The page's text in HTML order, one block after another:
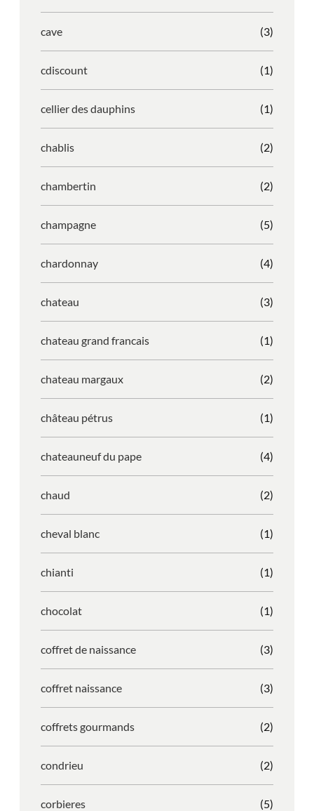
cave (3)
cdiscount (1)
cellier des dauphins (1)
chablis (2)
chambertin (2)
champagne (5)
chardonnay (4)
chateau (3)
chateau grand francais (1)
chateau margaux (2)
château pétrus (1)
chateauneuf du pape (4)
chaud (2)
cheval blanc (1)
chianti (1)
chocolat (1)
coffret de naissance (3)
coffret naissance (3)
coffrets gourmands (2)
condrieu (2)
corbieres (5)